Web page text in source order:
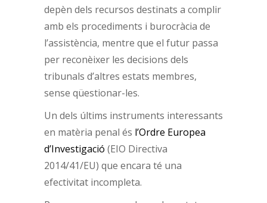
depèn dels recursos destinats a complir
amb els procediments i burocràcia de
l’assistència, mentre que el futur passa
per reconèixer les decisions dels
tribunals d’altres estats membres,
sense qüestionar-les.
Un dels últims instruments interessants
en matèria penal és l’Ordre Europea
d’Investigació (EIO Directiva
2014/41/EU) que encara té una
efectivitat incompleta.